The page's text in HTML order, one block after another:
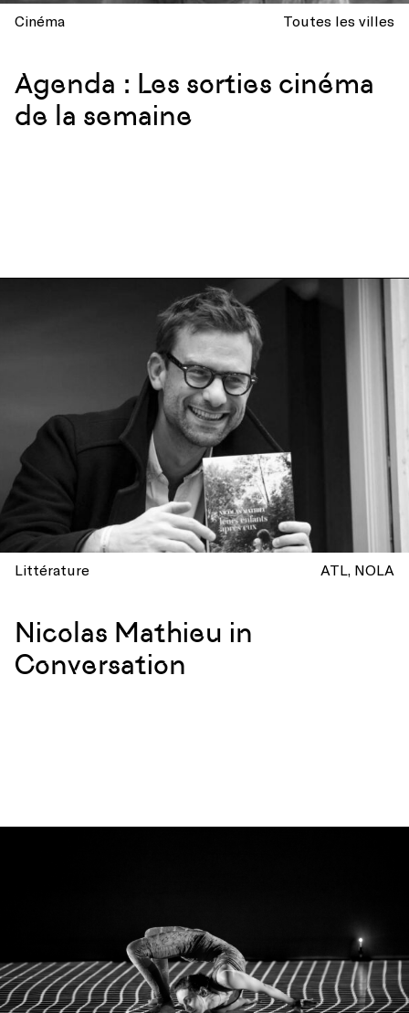
Cinéma Toutes les villes
Agenda : Les sorties cinéma
de la semaine
Littérature ATL NOLA
Nicolas Mathieu in
Conversation